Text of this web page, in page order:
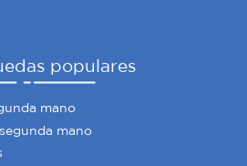
populares
mano
mano